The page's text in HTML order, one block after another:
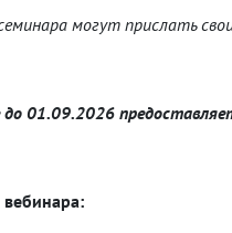
могут прислать
01.09.2026